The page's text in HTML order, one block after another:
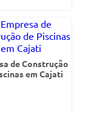
de Construção
em Cajati